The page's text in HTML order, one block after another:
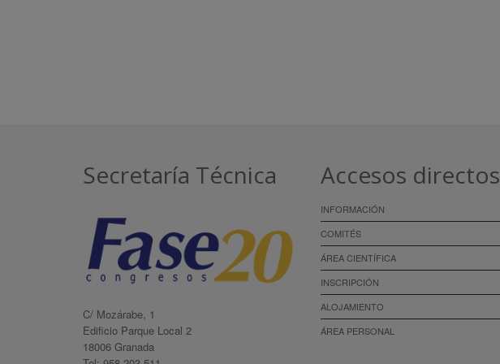
Secretaría Técnica
C/ Mozárabe, 1
Edificio Parque Local 2
18006 Granada
Accesos directos
INFORMACIÓN
COMITÉS
ÁREA CIENTÍFICA
INSCRIPCIÓN
ALOJAMIENTO
ÁREA PERSONAL